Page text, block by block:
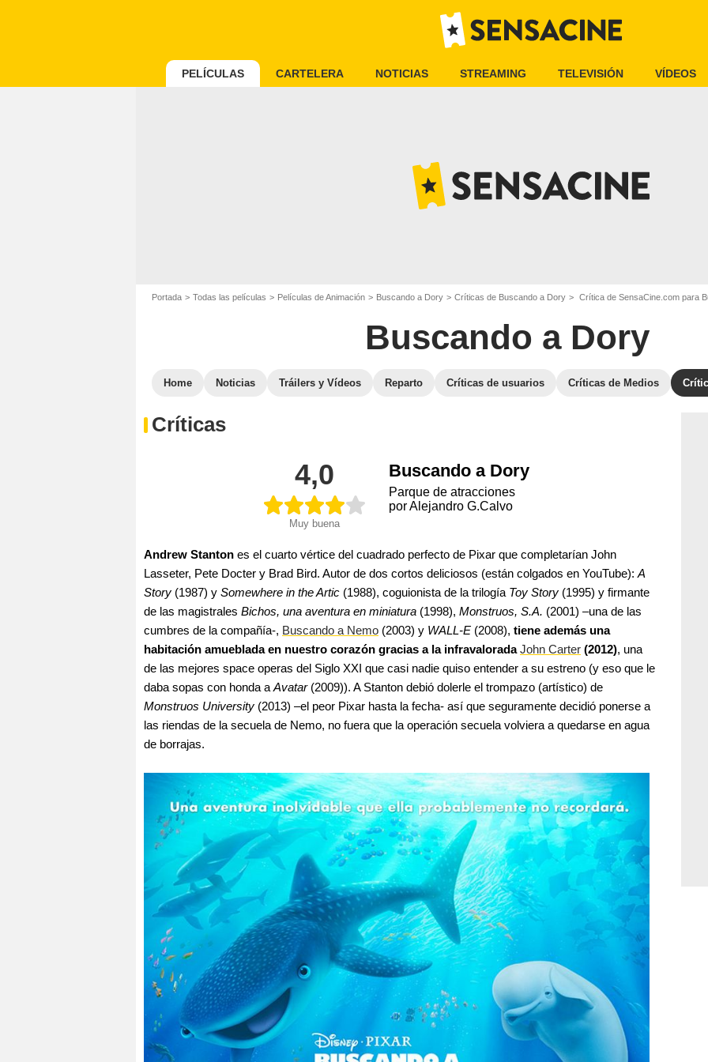
PELÍCULAS CARTELERA NOTICIAS STREAMING TELEVISIÓN VÍDEOS
Portada Todas las películas Películas de Animación Buscando a Dory Críticas de Buscando a Dory Crítica de SensaCine.com para
Buscando a Dory
Home Noticias Tráilers y Vídeos Reparto Críticas de usuarios Críticas de Medios
Críticas
4,0
Muy buena
Buscando a Dory
Parque de atracciones
por Alejandro G.Calvo
Andrew Stanton es el cuarto vértice del cuadrado perfecto de Pixar que completarían John
Lasseter, Pete Docter y Brad Bird. Autor de dos cortos deliciosos (están colgados en YouTube): A
Story (1987) y Somewhere in the Artic (1988), coguionista de la trilogía Toy Story (1995) y firmante
de las magistrales Bichos, una aventura en miniatura (1998), Monstruos, S.A. (2001) –una de las
cumbres de la compañía-, Buscando a Nemo (2003) y WALL-E (2008), tiene además una
habitación amueblada en nuestro corazón gracias a la infravaloradaJohn Carter (2012), una
de las mejores space operas del Siglo XXI que casi nadie quiso entender a su estreno (y eso que le
daba sopas con honda a Avatar (2009)). A Stanton debió dolerle el trompazo (artístico) de
Monstruos University (2013) –el peor Pixar hasta la fecha- así que seguramente decidió ponerse a
las riendas de la secuela de Nemo, no fuera que la operación secuela volviera a quedarse en agua
de borrajas.